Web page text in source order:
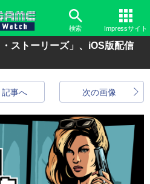
検索 Impressサイト
ストーリーズ」、iOS版配信
次の画像
記事へ